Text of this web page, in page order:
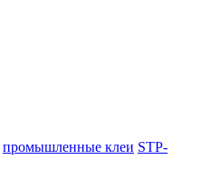
промышленные клеи STP-